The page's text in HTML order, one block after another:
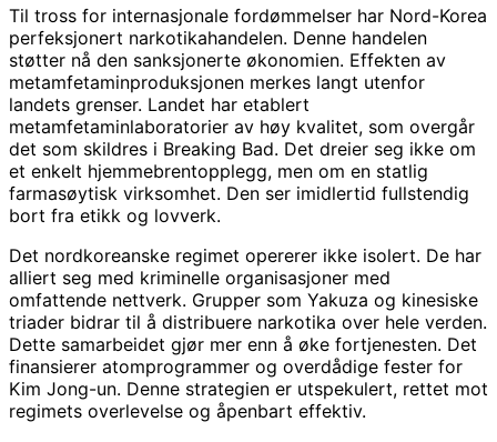
Til tross for internasjonale fordømmelser har Nord-Korea
perfeksjonert narkotikahandelen. Denne handelen
støtter nå den sanksjonerte økonomien. Effekten av
metamfetaminproduksjonen merkes langt utenfor
landets grenser. Landet har etablert
metamfetaminlaboratorier av høy kvalitet, som overgår
det som skildres i Breaking Bad. Det dreier seg ikke om
et enkelt hjemmebrentopplegg, men om en statlig
farmasøytisk virksomhet. Den ser imidlertid fullstendig
bort fra etikk og lovverk.
Det nordkoreanske regimet opererer ikke isolert. De har
alliert seg med kriminelle organisasjoner med
omfattende nettverk. Grupper som Yakuza og kinesiske
triader bidrar til å distribuere narkotika over hele verden.
Dette samarbeidet gjør mer enn å øke fortjenesten. Det
finansierer atomprogrammer og overdådige fester for
Kim Jong-un. Denne strategien er utspekulert, rettet mot
regimets overlevelse og åpenbart effektiv.